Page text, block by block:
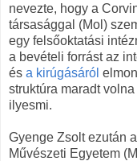
nevezte, hogy a
társasággal (Mol)
egy felsőoktatási
a bevételi forrást az
és a kirúgásáról
struktúra maradt
ilyesmi.
Gyenge Zsolt ezután
Művészeti Egyetem